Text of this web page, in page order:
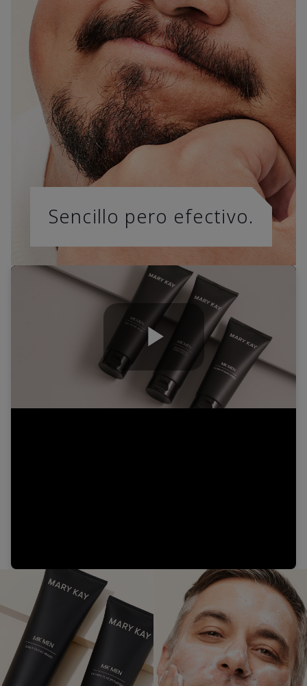
Sencillo pero efectivo.
Play